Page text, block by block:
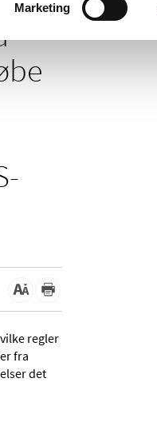
Marketing
regler
fra
det